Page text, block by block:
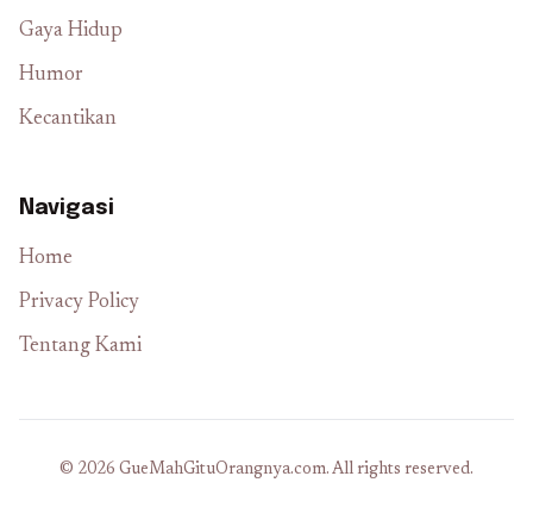
Gaya Hidup
Humor
Kecantikan
Navigasi
Home
Privacy Policy
Tentang Kami
© 2026 GueMahGituOrangnya.com. All rights reserved.